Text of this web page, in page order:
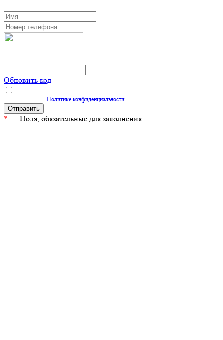
Обновить код
Политике конфиденциальности
* — Поля, обязательные для заполнения